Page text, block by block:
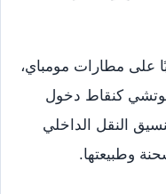
على مطارات مومباي،
وكوتشي كنقاط دخول
النقل الداخلي
وطبيعتها.